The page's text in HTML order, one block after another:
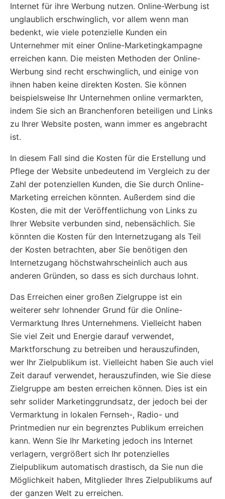
Internet für ihre Werbung nutzen. Online-Werbung ist
unglaublich erschwinglich, vor allem wenn man
bedenkt, wie viele potenzielle Kunden ein
Unternehmer mit einer Online-Marketingkampagne
erreichen kann. Die meisten Methoden der Online-
Werbung sind recht erschwinglich, und einige von
ihnen haben keine direkten Kosten. Sie können
beispielsweise Ihr Unternehmen online vermarkten,
indem Sie sich an Branchenforen beteiligen und Links
zu Ihrer Website posten, wann immer es angebracht
ist.
In diesem Fall sind die Kosten für die Erstellung und
Pflege der Website unbedeutend im Vergleich zu der
Zahl der potenziellen Kunden, die Sie durch Online-
Marketing erreichen könnten. Außerdem sind die
Kosten, die mit der Veröffentlichung von Links zu
Ihrer Website verbunden sind, nebensächlich. Sie
könnten die Kosten für den Internetzugang als Teil
der Kosten betrachten, aber Sie benötigen den
Internetzugang höchstwahrscheinlich auch aus
anderen Gründen, so dass es sich durchaus lohnt.
Das Erreichen einer großen Zielgruppe ist ein
weiterer sehr lohnender Grund für die Online-
Vermarktung Ihres Unternehmens. Vielleicht haben
Sie viel Zeit und Energie darauf verwendet,
Marktforschung zu betreiben und herauszufinden,
wer Ihr Zielpublikum ist. Vielleicht haben Sie auch viel
Zeit darauf verwendet, herauszufinden, wie Sie diese
Zielgruppe am besten erreichen können. Dies ist ein
sehr solider Marketinggrundsatz, der jedoch bei der
Vermarktung in lokalen Fernseh-, Radio- und
Printmedien nur ein begrenztes Publikum erreichen
kann. Wenn Sie Ihr Marketing jedoch ins Internet
verlagern, vergrößert sich Ihr potenzielles
Zielpublikum automatisch drastisch, da Sie nun die
Möglichkeit haben, Mitglieder Ihres Zielpublikums auf
der ganzen Welt zu erreichen.